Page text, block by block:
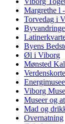
Margrethe l
Torvedag i
Byens
Øl i Viborg
Mønsted
Viborg
Museer og
Mad og
Overnatning